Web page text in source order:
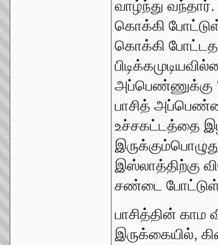
வாழ்ந்து
கொக்கி
கொக்கி
அப்பெண்ணுக்கு
பாசித்
உச்சகட்டத்தை
இஸ்லாத்திற்கு
சண்டை
பாசித்தின்
இருக்கையில்,